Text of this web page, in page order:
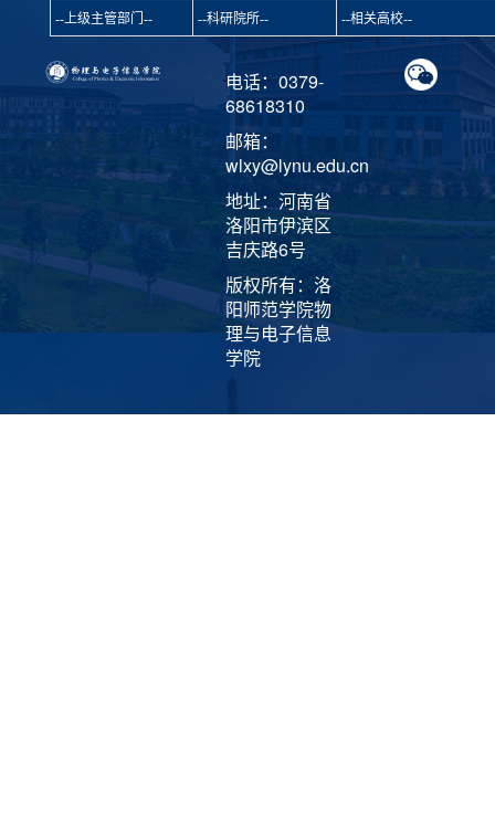
电话：0379-
68618310
邮箱：
wlxy@lynu.edu.cn
地址：河南省
洛阳市伊滨区
吉庆路6号
版权所有：洛
阳师范学院物
理与电子信息
学院